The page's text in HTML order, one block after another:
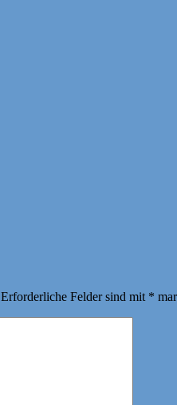
Erforderliche Felder sind mit *